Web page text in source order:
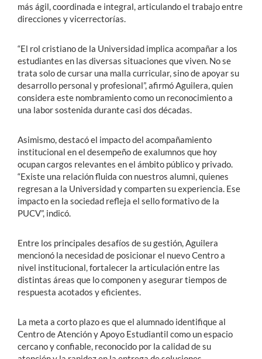
más ágil, coordinada e integral, articulando el trabajo entre
direcciones y vicerrectorías.
“El rol cristiano de la Universidad implica acompañar a los
estudiantes en las diversas situaciones que viven. No se
trata solo de cursar una malla curricular, sino de apoyar su
desarrollo personal y profesional”, afirmó Aguilera, quien
considera este nombramiento como un reconocimiento a
una labor sostenida durante casi dos décadas.
Asimismo, destacó el impacto del acompañamiento
institucional en el desempeño de exalumnos que hoy
ocupan cargos relevantes en el ámbito público y privado.
“Existe una relación fluida con nuestros alumni, quienes
regresan a la Universidad y comparten su experiencia. Ese
impacto en la sociedad refleja el sello formativo de la
PUCV”, indicó.
Entre los principales desafíos de su gestión, Aguilera
mencionó la necesidad de posicionar el nuevo Centro a
nivel institucional, fortalecer la articulación entre las
distintas áreas que lo componen y asegurar tiempos de
respuesta acotados y eficientes.
La meta a corto plazo es que el alumnado identifique al
Centro de Atención y Apoyo Estudiantil como un espacio
cercano y confiable, reconocido por la calidad de su